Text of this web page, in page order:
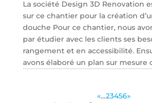
La société Design 3D Renovation
sur ce chantier pour la création
douche Pour ce chantier, nous
par étudier avec les clients ses
rangement et en accessibilité.
avons élaboré un plan sur mesure
«…23456»